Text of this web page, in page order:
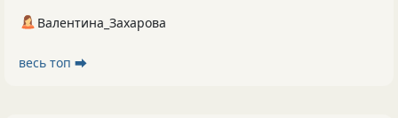
Валентина_Захарова
весь топ ⮕